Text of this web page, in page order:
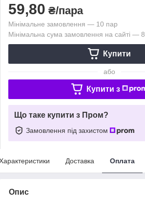
59,80 ₴/пара
Мінімальне замовлення — 10 пар
Мінімальна сума замовлення на сайті —
Купити
або
Купити з
Що таке купити з Пром?
Замовлення під захистом
Доставка Оплата
Опис